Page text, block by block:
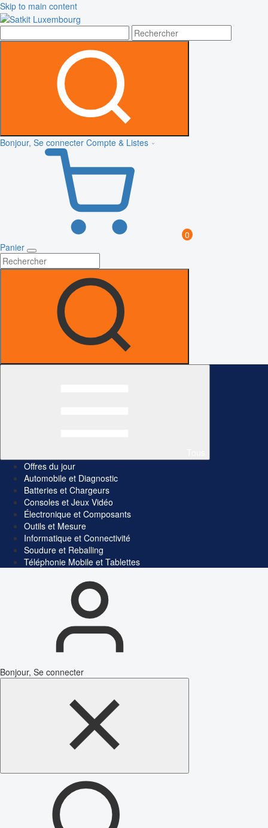
Skip to main content
Bonjour, Se connecter Compte & Listes
0
Panier
Offres du jour
Automobile et Diagnostic
Batteries et Chargeurs
Consoles et Jeux Vidéo
Électronique et Composants
Outils et Mesure
Informatique et Connectivité
Soudure et Reballing
Téléphonie Mobile et Tablettes
Bonjour, Se connecter